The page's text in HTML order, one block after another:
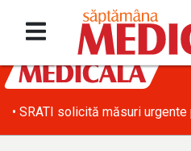
• SRATI solicită măsuri